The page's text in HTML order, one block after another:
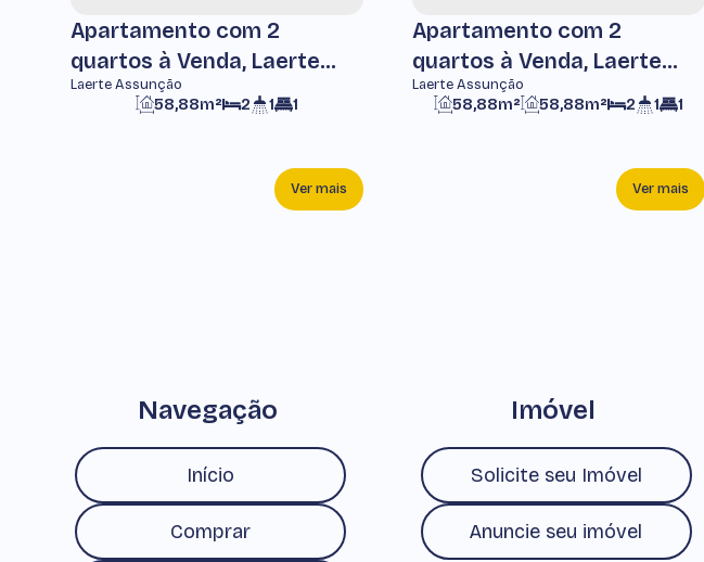
Apartamento com 2
quartos à Venda, Laerte
Assunção -
Pindamonhangaba
Laerte Assunção
2 1
58,88m² 1
Ver mais
Apartamento com 2
quartos à Venda, Laerte
Assunção -
Pindamonhangaba
Laerte Assunção
2 1
58,88m² 1
58,88m²
Ver mais
Navegação
Início
Comprar
Imóvel
Solicite seu Imóvel
Anuncie seu imóvel